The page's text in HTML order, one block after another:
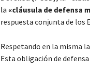
la «cláusula de defensa
respuesta conjunta de los
Respetando en la misma
Esta obligación de